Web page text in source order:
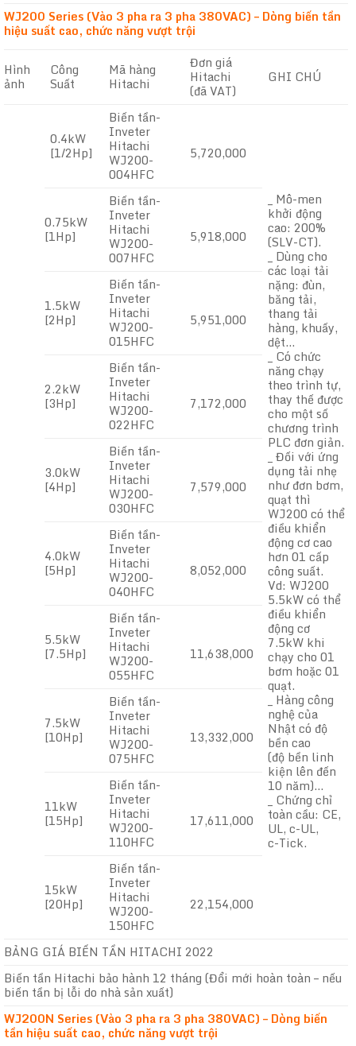
WJ200 Series (Vào 3 pha ra 3 pha 380VAC) – Dòng biến tần
hiệu suất cao, chức năng vượt trội
Hình
ảnh
Công
Suất
Mã hàng
Hitachi
Đơn giá
Hitachi
(đã VAT)
GHI CHÚ
0.4kW
[1/2Hp]
Biến tần-
Inveter
Hitachi
WJ200-
004HFC
5,720,000
_ Mô-men
khởi động
cao: 200%
(SLV-CT).
_ Dùng cho
các loại tải
nặng: đùn,
băng tải,
thang tải
hàng, khuấy,
dệt…
_ Có chức
năng chạy
theo trình tự,
thay thế được
cho một số
chương trình
PLC đơn giản.
_ Đối với ứng
dụng tải nhẹ
như đơn bơm,
quạt thì
WJ200 có thể
điều khiển
động cơ cao
hơn 01 cấp
công suất.
Vd: WJ200
5.5kW có thể
điều khiển
động cơ
7.5kW khi
chạy cho 01
bơm hoặc 01
quạt.
_ Hàng công
nghệ của
Nhật có độ
bền cao
(độ bền linh
kiện lên đến
10 năm)…
_ Chứng chỉ
toàn cầu: CE,
UL, c-UL,
c-Tick.
0.75kW
[1Hp]
Biến tần-
Inveter
Hitachi
WJ200-
007HFC
5,918,000
1.5kW
[2Hp]
Biến tần-
Inveter
Hitachi
WJ200-
015HFC
5,951,000
2.2kW
[3Hp]
Biến tần-
Inveter
Hitachi
WJ200-
022HFC
7,172,000
3.0kW
[4Hp]
Biến tần-
Inveter
Hitachi
WJ200-
030HFC
7,579,000
4.0kW
[5Hp]
Biến tần-
Inveter
Hitachi
WJ200-
040HFC
8,052,000
5.5kW
[7.5Hp]
Biến tần-
Inveter
Hitachi
WJ200-
055HFC
11,638,000
7.5kW
[10Hp]
Biến tần-
Inveter
Hitachi
WJ200-
075HFC
13,332,000
11kW
[15Hp]
Biến tần-
Inveter
Hitachi
WJ200-
110HFC
17,611,000
15kW
[20Hp]
Biến tần-
Inveter
Hitachi
WJ200-
150HFC
22,154,000
BẢNG GIÁ BIẾN TẦN HITACHI 2022
Biến tần Hitachi bảo hành 12 tháng (Đổi mới hoàn toàn – nếu
biến tần bị lỗi do nhà sản xuất)
WJ200N Series (Vào 3 pha ra 3 pha 380VAC) – Dòng biến
tần hiệu suất cao, chức năng vượt trội